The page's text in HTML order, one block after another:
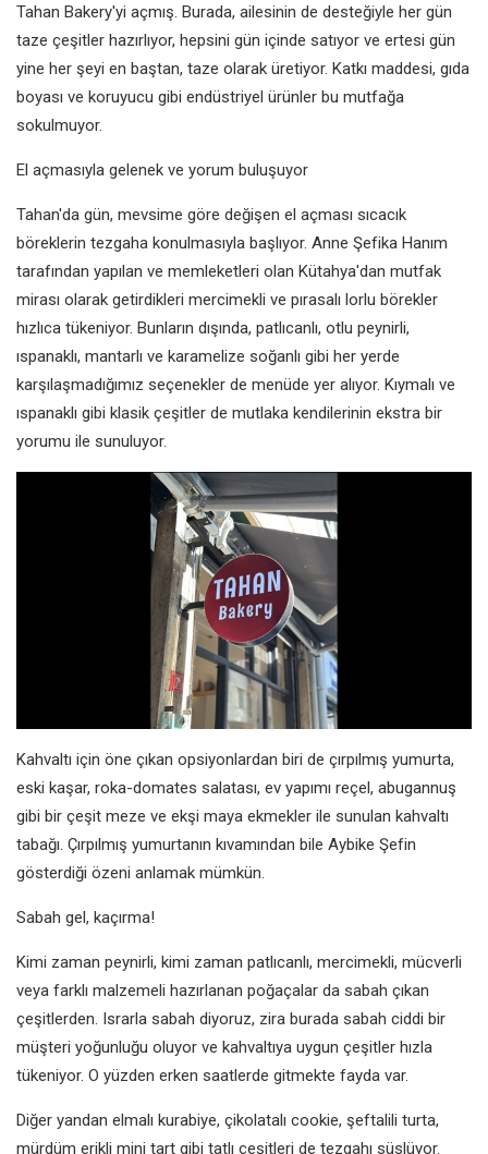
Tahan Bakery'yi açmış. Burada, ailesinin de desteğiyle her gün
taze çeşitler hazırlıyor, hepsini gün içinde satıyor ve ertesi gün
yine her şeyi en baştan, taze olarak üretiyor. Katkı maddesi, gıda
boyası ve koruyucu gibi endüstriyel ürünler bu mutfağa
sokulmuyor.
El açmasıyla gelenek ve yorum buluşuyor
Tahan'da gün, mevsime göre değişen el açması sıcacık
böreklerin tezgaha konulmasıyla başlıyor. Anne Şefika Hanım
tarafından yapılan ve memleketleri olan Kütahya'dan mutfak
mirası olarak getirdikleri mercimekli ve pırasalı lorlu börekler
hızlıca tükeniyor. Bunların dışında, patlıcanlı, otlu peynirli,
ıspanaklı, mantarlı ve karamelize soğanlı gibi her yerde
karşılaşmadığımız seçenekler de menüde yer alıyor. Kıymalı ve
ıspanaklı gibi klasik çeşitler de mutlaka kendilerinin ekstra bir
yorumu ile sunuluyor.
Kahvaltı için öne çıkan opsiyonlardan biri de çırpılmış yumurta,
eski kaşar, roka-domates salatası, ev yapımı reçel, abugannuş
gibi bir çeşit meze ve ekşi maya ekmekler ile sunulan kahvaltı
tabağı. Çırpılmış yumurtanın kıvamından bile Aybike Şefin
gösterdiği özeni anlamak mümkün.
Sabah gel, kaçırma!
Kimi zaman peynirli, kimi zaman patlıcanlı, mercimekli, mücverli
veya farklı malzemeli hazırlanan poğaçalar da sabah çıkan
çeşitlerden. Israrla sabah diyoruz, zira burada sabah ciddi bir
müşteri yoğunluğu oluyor ve kahvaltıya uygun çeşitler hızla
tükeniyor. O yüzden erken saatlerde gitmekte fayda var.
Diğer yandan elmalı kurabiye, çikolatalı cookie, şeftalili turta,
mürdüm erikli mini tart gibi tatlı çeşitleri de tezgahı süslüyor.